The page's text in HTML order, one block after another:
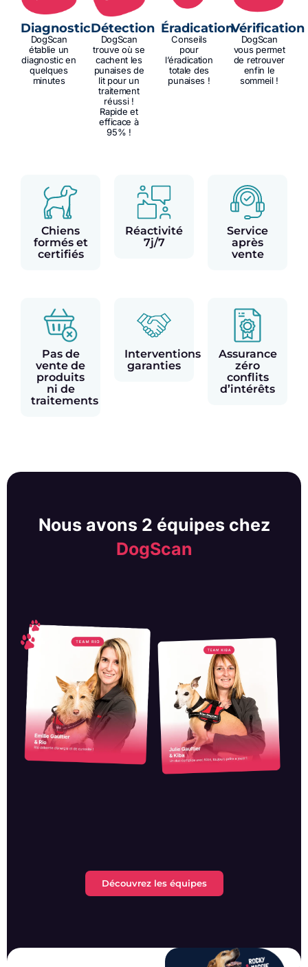
Diagnostic
DogScan
établie un
diagnostic en
quelques
minutes
Détection
DogScan
trouve où se
cachent les
punaises de
lit pour un
traitement
réussi !
Rapide et
efficace à
95% !
Éradication
Conseils
pour
l’éradication
totale des
punaises !
Vérification
DogScan
vous permet
de retrouver
enfin le
sommeil !
Chiens
formés et
certifiés
Réactivité
7j/7
Service
après
vente
Pas de
vente de
produits
ni de
traitements
Interventions
garanties
Assurance
zéro
conflits
d’intérêts
Nous avons 2 équipes chez
DogScan
Découvrez les équipes